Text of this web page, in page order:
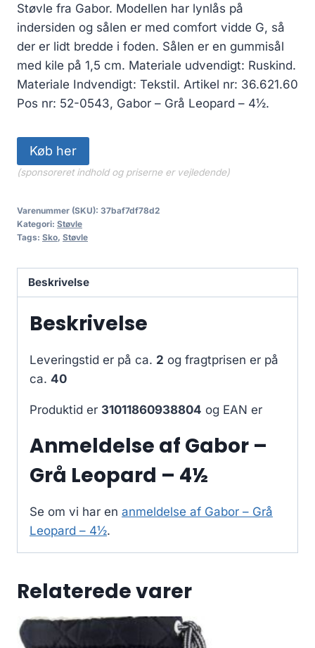
pris
var:
999.00 kr..
pris
er:
699.30 kr..
Støvle fra Gabor. Modellen har lynlås på
indersiden og sålen er med comfort vidde G, så
der er lidt bredde i foden. Sålen er en gummisål
med kile på 1,5 cm. Materiale udvendigt: Ruskind.
Materiale Indvendigt: Tekstil. Artikel nr: 36.621.60
Pos nr: 52-0543, Gabor – Grå Leopard – 4½.
Køb her
(sponsoreret indhold og priserne er vejledende)
Varenummer (SKU): 37baf7df78d2
Kategori: Støvle
Tags: Sko, Støvle
Beskrivelse
Beskrivelse
Leveringstid er på ca. 2 og fragtprisen er på
ca. 40
Produktid er 31011860938804 og EAN er
Anmeldelse af Gabor –
Grå Leopard – 4½
Se om vi har en anmeldelse af Gabor – Grå
Leopard – 4½.
Relaterede varer